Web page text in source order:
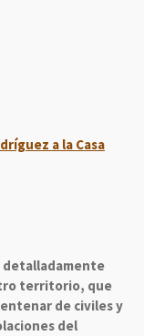
a la Casa
territorio, que
de civiles y
del